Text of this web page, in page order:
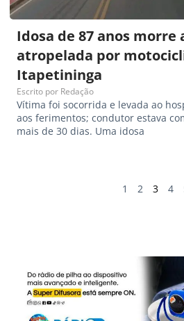
Idosa de 87 anos morre
atropelada por
Itapetininga
Escrito por Redação
Vítima foi socorrida e levada ao
aos ferimentos; condutor estava
mais de 30 dias. Uma idosa
1 2 3 4